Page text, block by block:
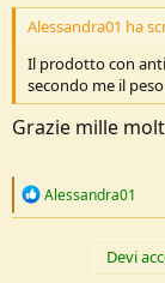
Alessandra01 ha
Il prodotto con anti
secondo me il
Grazie mille
R
e
Alessandra01
Devi